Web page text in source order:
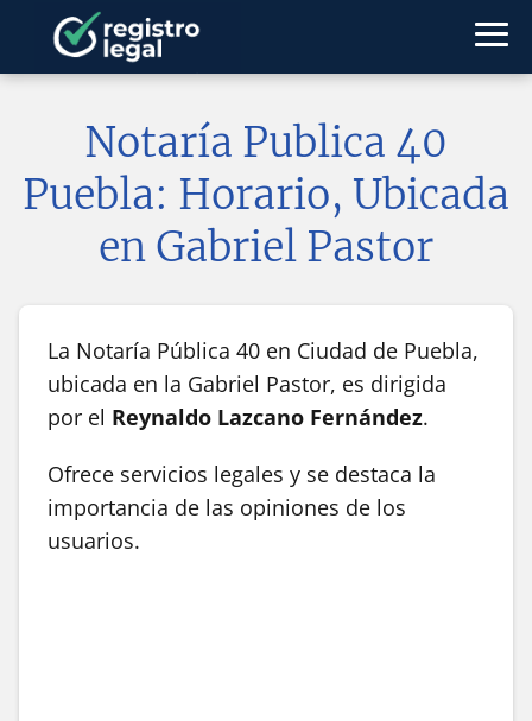
Notaría Publica 40
Puebla: Horario, Ubicada
en Gabriel Pastor
La Notaría Pública 40 en Ciudad de Puebla,
ubicada en la Gabriel Pastor, es dirigida
por el Reynaldo Lazcano Fernández.
Ofrece servicios legales y se destaca la
importancia de las opiniones de los
usuarios.